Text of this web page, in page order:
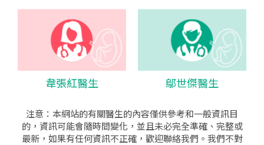
韋張紅醫生 鄔世傑醫生
注意：本網站的有關醫生的內容僅供參考和一般資訊目
的，資訊可能會隨時間變化，並且未必完全準確、完整或
最新，如果有任何資訊不正確，歡迎聯絡我們。我們不對